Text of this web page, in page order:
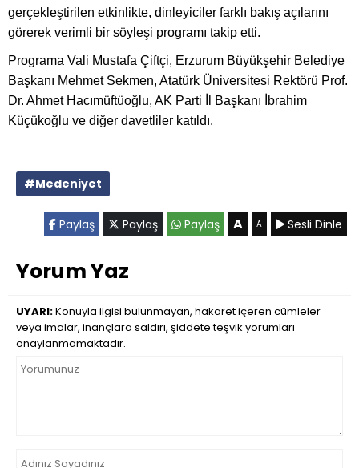
gerçekleştirilen etkinlikte, dinleyiciler farklı bakış açılarını
görerek verimli bir söyleşi programı takip etti.
Programa Vali Mustafa Çiftçi, Erzurum Büyükşehir Belediye
Başkanı Mehmet Sekmen, Atatürk Üniversitesi Rektörü Prof.
Dr. Ahmet Hacımüftüoğlu, AK Parti İl Başkanı İbrahim
Küçükoğlu ve diğer davetliler katıldı.
#Medeniyet
Paylaş Paylaş Paylaş A A Sesli Dinle
Yorum Yaz
UYARI:Konuyla ilgisi bulunmayan, hakaret içeren cümleler
veya imalar, inançlara saldırı, şiddete teşvik yorumları
onaylanmamaktadır.